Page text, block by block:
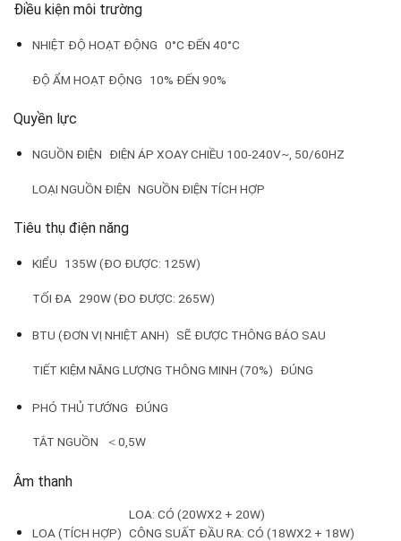
Điều kiện môi trường
NHIỆT ĐỘ HOẠT ĐỘNG 0°C ĐẾN 40°C
ĐỘ ẨM HOẠT ĐỘNG 10% ĐẾN 90%
Quyền lực
NGUỒN ĐIỆN ĐIỆN ÁP XOAY CHIỀU 100-240V~, 50/60HZ
LOẠI NGUỒN ĐIỆN NGUỒN ĐIỆN TÍCH HỢP
Tiêu thụ điện năng
KIỂU 135W (ĐO ĐƯỢC: 125W)
TỐI ĐA 290W (ĐO ĐƯỢC: 265W)
BTU (ĐƠN VỊ NHIỆT ANH) SẼ ĐƯỢC THÔNG BÁO SAU
TIẾT KIỆM NĂNG LƯỢNG THÔNG MINH (70%) ĐÚNG
PHÓ THỦ TƯỚNG ĐÚNG
TẮT NGUỒN ＜0,5W
Âm thanh
LOA (TÍCH HỢP)
LOA: CÓ (20WX2 + 20W)
CÔNG SUẤT ĐẦU RA: CÓ (18WX2 + 18W)